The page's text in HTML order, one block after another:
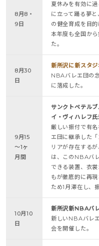
8月8・
9日
夏休みを有効に
に立って踊る夢
の健全育成を目的
本年度も全国か
た。
8月30
日
新所沢に新スタ
NBAバレエ団の
に落成した。
9月15
～1ヶ
月間
サンクトペテル
イ・ヴィハレフ
厳しい振付で有
エ団に継承した
リアが存在する
は、このNBAバ
できる装置、衣
もが徹底的に再
ため1月滞在し、
10月10
日
新所沢新NBAバ
新しいNBAバレ
会を開催した。